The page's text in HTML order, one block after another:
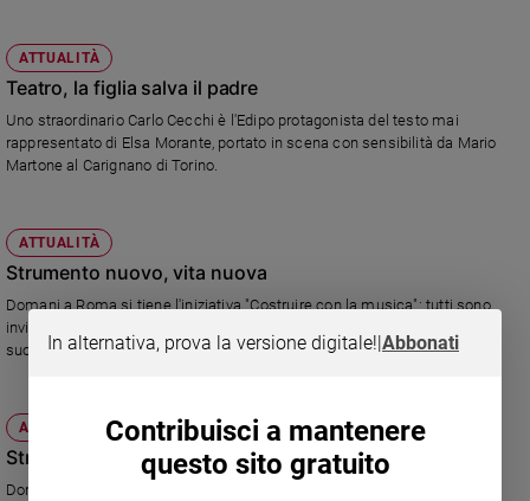
Sport
Interviste
Papa
Papa
Chiesa
Fede
e
spiritualità
Devozione
e
ATTUALITÀ
Teatro, la figlia salva il padre
Uno straordinario Carlo Cecchi è l'Edipo protagonista del testo mai
rappresentato di Elsa Morante, portato in scena con sensibilità da Mario
Martone al Carignano di Torino.
ATTUALITÀ
Strumento nuovo, vita nuova
Domani a Roma si tiene l'iniziativa "Costruire con la musica": tutti sono
invitati a donare strumenti inutilizzati, che serviranno alle orchestre dove
suonano bambini "speciali".
ATTUALITÀ
Strumento nuovo, vita nuova
Domani a Roma si tiene l'iniziativa "Costruire con la musica": tutti sono
In alternativa, prova la versione digitale!|Abbonati
Contribuisci a mantenere
questo sito gratuito